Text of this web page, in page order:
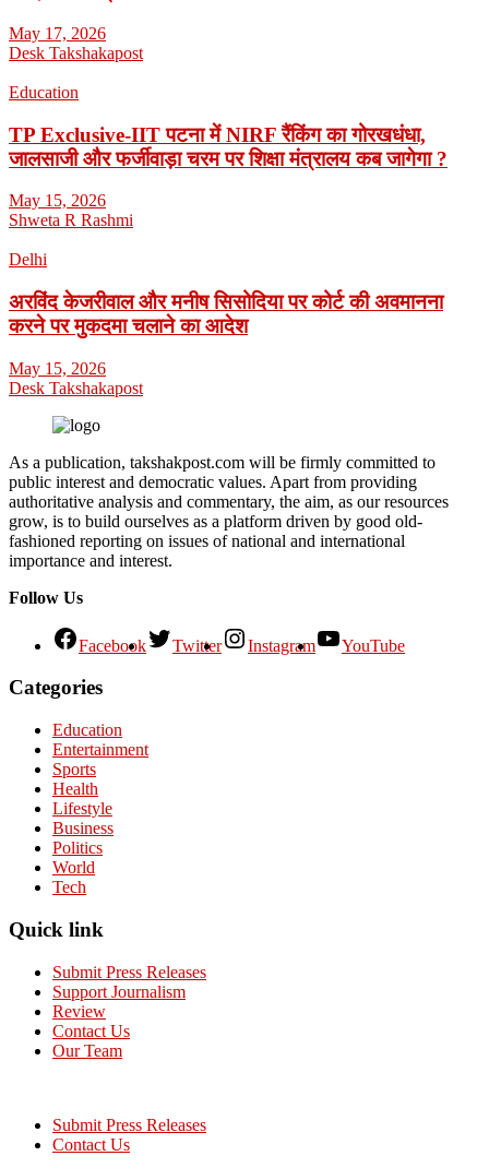
May 17, 2026
Desk Takshakapost
Education
TP Exclusive-IIT पटना में NIRF रैंकिंग का गोरखधंधा,
जालसाजी और फर्जीवाड़ा चरम पर शिक्षा मंत्रालय कब जागेगा ?
May 15, 2026
Shweta R Rashmi
Delhi
अरविंद केजरीवाल और मनीष सिसोदिया पर कोर्ट की अवमानना
करने पर मुकदमा चलाने का आदेश
May 15, 2026
Desk Takshakapost
As a publication, takshakpost.com will be firmly committed to
public interest and democratic values. Apart from providing
authoritative analysis and commentary, the aim, as our resources
grow, is to build ourselves as a platform driven by good old-
fashioned reporting on issues of national and international
importance and interest.
Follow Us
Facebook Twitter Instagram YouTube
Categories
Education
Entertainment
Sports
Health
Lifestyle
Business
Politics
World
Tech
Quick link
Submit Press Releases
Support Journalism
Review
Contact Us
Our Team
Submit Press Releases
Contact Us